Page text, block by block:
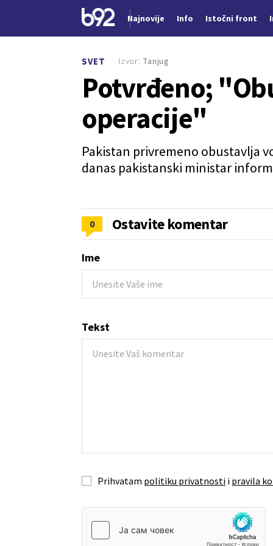
Najnovije Info Istočni front
SVET
Potvrđeno;
operacije"
Pakistan privremeno obustavlja
danas pakistanski ministar
Izvor: Tanjug
0 Ostavite komentar
Ime
Tekst
Prihvatam politiku privatnosti i pravila